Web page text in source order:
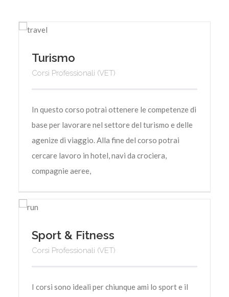
Turismo
Corsi Professionali (VET)
In questo corso potrai ottenere le competenze di
base per lavorare nel settore del turismo e delle
agenize di viaggio. Alla fine del corso potrai
cercare lavoro in hotel, navi da crociera,
compagnie aeree,
Sport & Fitness
Corsi Professionali (VET)
I corsi sono ideali per chiunque ami lo sport e il